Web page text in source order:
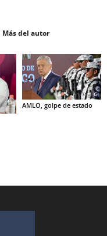
Más del autor
AMLO, golpe de estado